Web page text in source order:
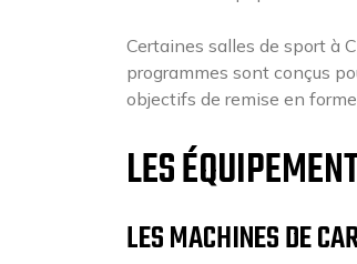
Certaines salles de sport à
programmes sont conçus
objectifs de remise en
LES
LES MACHINES DE